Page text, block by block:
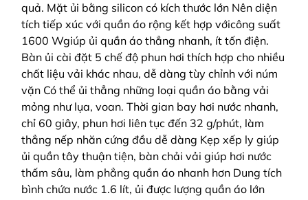
quả. Mặt ủi bằng silicon có kích thước lớn Nên diện
tích tiếp xúc với quần áo rộng kết hợp vớicông suất
1600 Wgiúp ủi quần áo thẳng nhanh, ít tốn điện.
Bàn ủi cài đặt 5 chế độ phun hơi thích hợp cho nhiều
chất liệu vải khác nhau, dễ dàng tùy chỉnh với núm
vặn Có thể ủi thẳng những loại quần áo bằng vải
mỏng như lụa, voan. Thời gian bay hơi nước nhanh,
chỉ 60 giây, phun hơi liên tục đến 32 g/phút, làm
thẳng nếp nhăn cứng đầu dễ dàng Kẹp xếp ly giúp
ủi quần tây thuận tiện, bàn chải vải giúp hơi nước
thấm sâu, làm phẳng quần áo nhanh hơn Dung tích
bình chứa nước 1.6 lít, ủi được lượng quần áo lớn